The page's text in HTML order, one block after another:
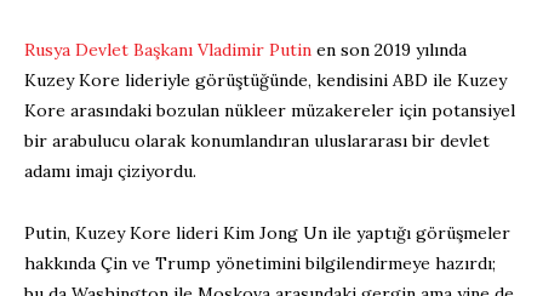
Rusya Devlet Başkanı Vladimir Putin en son 2019 yılında
Kuzey Kore lideriyle görüştüğünde, kendisini ABD ile Kuzey
Kore arasındaki bozulan nükleer müzakereler için potansiyel
bir arabulucu olarak konumlandıran uluslararası bir devlet
adamı imajı çiziyordu.
Putin, Kuzey Kore lideri Kim Jong Un ile yaptığı görüşmeler
hakkında Çin ve Trump yönetimini bilgilendirmeye hazırdı;